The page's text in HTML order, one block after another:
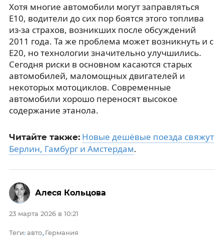
Хотя многие автомобили могут заправляться
E10, водители до сих пор боятся этого топлива
из-за страхов, возникших после обсуждений
2011 года. Та же проблема может возникнуть и с
E20, но технологии значительно улучшились.
Сегодня риски в основном касаются старых
автомобилей, маломощных двигателей и
некоторых мотоциклов. Современные
автомобили хорошо переносят высокое
содержание этанола.
Читайте также: Новые дешёвые поезда свяжут
Берлин, Гамбург и Амстердам.
23 марта 2026 в 10:21
Теги: авто, Германия
Алеся Кольцова